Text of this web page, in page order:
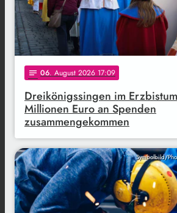
notes 06. August 2026 17:09
Dreikönigssingen im
Millionen Euro an Spenden
zusammengekommen
Symbolbild/